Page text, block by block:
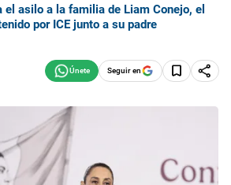
el asilo a la familia de Liam Conejo, el
por ICE junto a su padre
Seguir en